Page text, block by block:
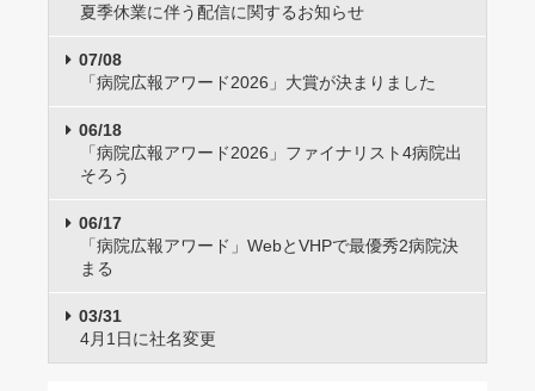
夏季休業に伴う配信に関するお知らせ
07/08
「病院広報アワード2026」大賞が決まりました
06/18
「病院広報アワード2026」ファイナリスト4病院出
そろう
06/17
「病院広報アワード」WebとVHPで最優秀2病院決
まる
03/31
4月1日に社名変更